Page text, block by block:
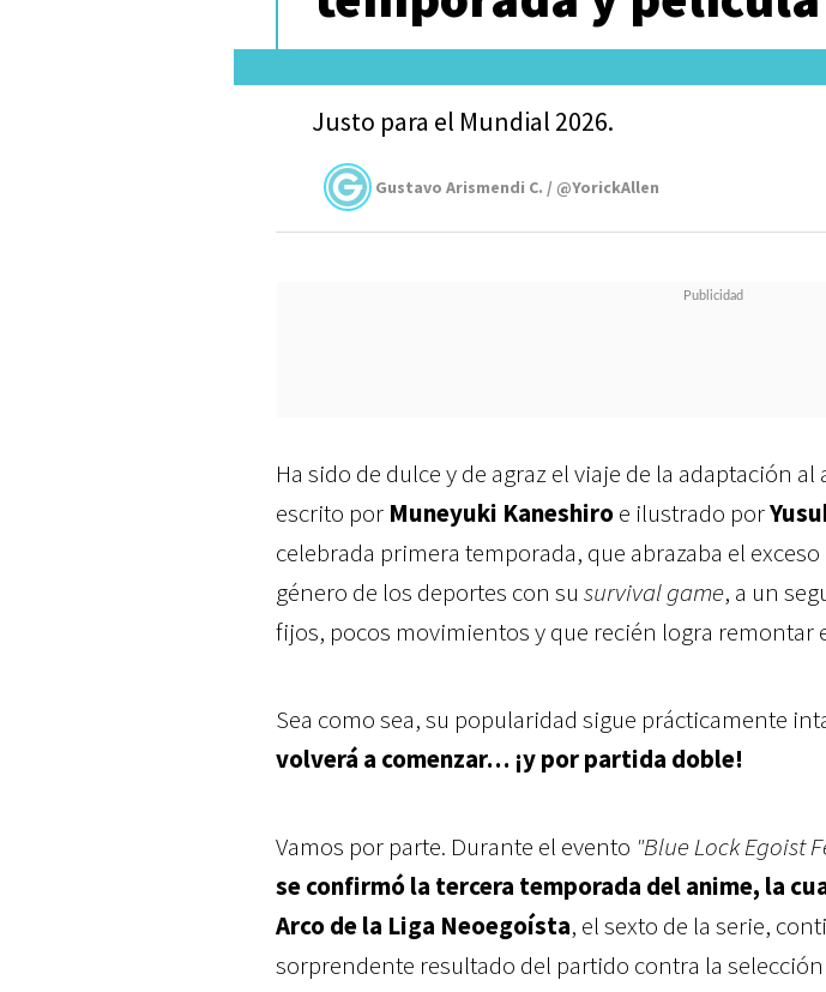
Justo para el Mundial 2026.
Gustavo Arismendi C. / @YorickAllen
Ha sido de dulce y de agraz el viaje de la adaptación
escrito por Muneyuki Kaneshiroe ilustrado por
celebrada primera temporada, que abrazaba el
género de los deportes con su survival game, a un
fijos, pocos movimientos y que recién logra remontar
Sea como sea, su popularidad sigue prácticamente
volverá a comenzar… ¡y por partida doble!
Vamos por parte. Durante el evento "Blue Lock Egoist
se confirmó la tercera temporada del anime, la
Arco de la Liga Neoegoísta, el sexto de la serie,
sorprendente resultado del partido contra la selección